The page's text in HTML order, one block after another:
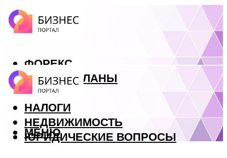
ФОРЕКС
БИЗНЕС ПЛАНЫ
КРЕДИТЫ
НАЛОГИ
НЕДВИЖИМОСТЬ
ЮРИДИЧЕСКИЕ ВОПРОСЫ
МЕНЮ